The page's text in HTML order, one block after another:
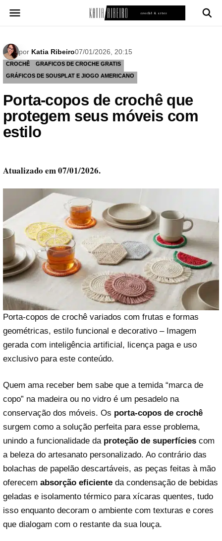
para
por Katia Ribeiro07/01/2026, 20:15
CROCHÊ
GRAFICOS DE CROCHE GRATIS
GRÁFICOS DE SOUSPLAT E JIOGO AMERICANO
Porta-copos de crochê que
protegem seus móveis com
estilo
Atualizado em 07/01/2026.
Porta-copos de crochê variados com frutas e formas
geométricas, estilo funcional e decorativo – Imagem
gerada com inteligência artificial, licença paga e uso
exclusivo para este conteúdo.
Quem ama receber bem sabe que a temida “marca de
copo” na madeira ou no vidro é um pesadelo na
conservação dos móveis. Os porta-copos de crochê
surgem como a solução perfeita para esse problema,
unindo a funcionalidade da proteção de superfícies com
a beleza do artesanato personalizado. Ao contrário das
bolachas de papelão descartáveis, as peças feitas à mão
oferecem absorção eficiente da condensação de bebidas
geladas e isolamento térmico para xícaras quentes, tudo
isso enquanto decoram o ambiente com texturas e cores
que dialogam com o restante da sua louça.